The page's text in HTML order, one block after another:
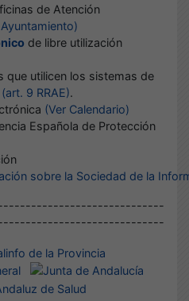
de Atención
de libre utilización
que utilicen los sistemas de
(art. 9 RRAE).
(Ver Calendario)
Española de Protección
sobre la Sociedad de la